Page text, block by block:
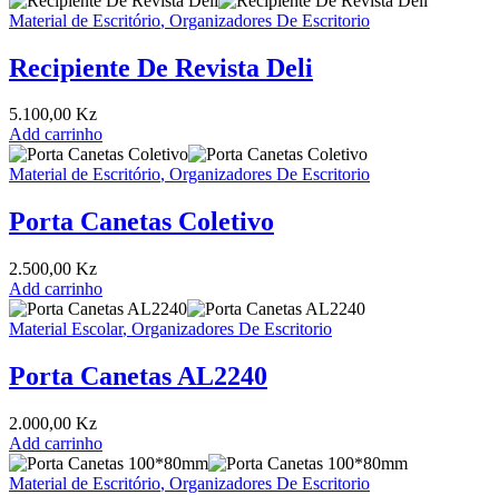
Material de Escritório, Organizadores De Escritorio
Recipiente De Revista Deli
5.100,00 Kz
Add carrinho
Material de Escritório, Organizadores De Escritorio
Porta Canetas Coletivo
2.500,00 Kz
Add carrinho
Material Escolar, Organizadores De Escritorio
Porta Canetas AL2240
2.000,00 Kz
Add carrinho
Material de Escritório, Organizadores De Escritorio